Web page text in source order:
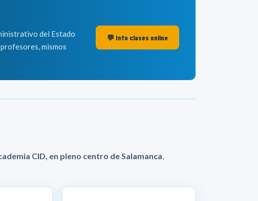
del Estado
mismos
💬 Info clases online
CID, en pleno centro de Salamanca,